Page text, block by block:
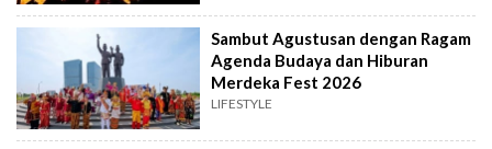
Sambut Agustusan dengan Ragam
Agenda Budaya dan Hiburan
Merdeka Fest 2026
LIFESTYLE